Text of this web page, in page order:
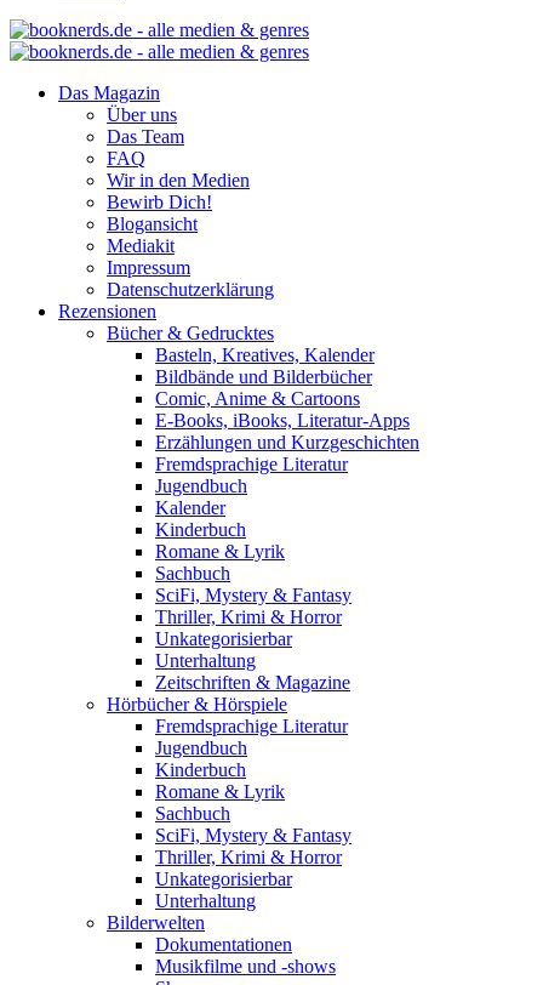
Das Magazin
Über uns
Das Team
FAQ
Wir in den Medien
Bewirb Dich!
Blogansicht
Mediakit
Impressum
Datenschutzerklärung
Rezensionen
Bücher & Gedrucktes
Basteln, Kreatives, Kalender
Bildbände und Bilderbücher
Comic, Anime & Cartoons
E-Books, iBooks, Literatur-Apps
Erzählungen und Kurzgeschichten
Fremdsprachige Literatur
Jugendbuch
Kalender
Kinderbuch
Romane & Lyrik
Sachbuch
SciFi, Mystery & Fantasy
Thriller, Krimi & Horror
Unkategorisierbar
Unterhaltung
Zeitschriften & Magazine
Hörbücher & Hörspiele
Fremdsprachige Literatur
Jugendbuch
Kinderbuch
Romane & Lyrik
Sachbuch
SciFi, Mystery & Fantasy
Thriller, Krimi & Horror
Unkategorisierbar
Unterhaltung
Bilderwelten
Dokumentationen
Musikfilme und -shows